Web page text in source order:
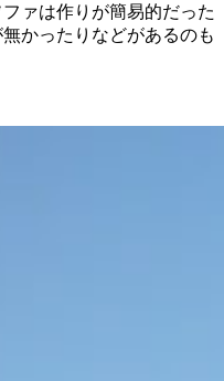
ァは作りが簡易的だった
かったりなどがあるのも